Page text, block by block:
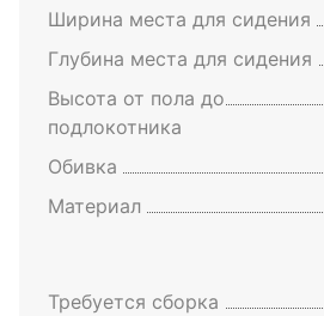
Ширина места для сидения
Глубина места для сидения
Высота от пола до
подлокотника
Обивка
Материал
Требуется сборка